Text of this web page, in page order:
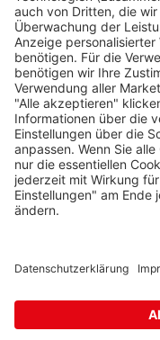
Datenschutz
Die Travel
Folge uns auf